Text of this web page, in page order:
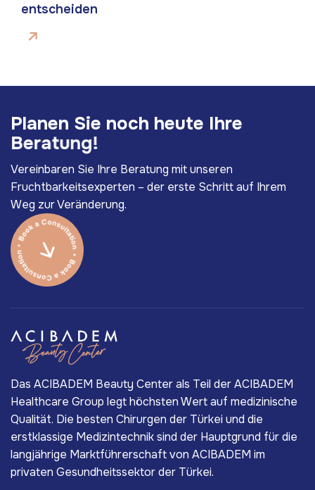
entscheiden
Planen Sie noch heute Ihre
Beratung!
Vereinbaren Sie Ihre Beratung mit unseren
Fruchtbarkeitsexperten – der erste Schritt auf Ihrem
Weg zur Veränderung.
Das ACIBADEM Beauty Center als Teil der ACIBADEM
Healthcare Group legt höchsten Wert auf medizinische
Qualität. Die besten Chirurgen der Türkei und die
erstklassige Medizintechnik sind der Hauptgrund für die
langjährige Marktführerschaft von ACIBADEM im
privaten Gesundheitssektor der Türkei.